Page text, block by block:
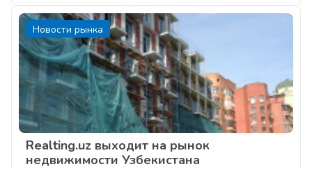
Новости рынка
Realting.uz выходит на рынок
недвижимости Узбекистана